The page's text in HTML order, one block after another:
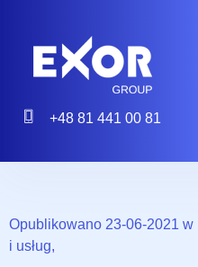
+48 81 441 00 81
Opublikowano 23-06-2021 w
i usług,